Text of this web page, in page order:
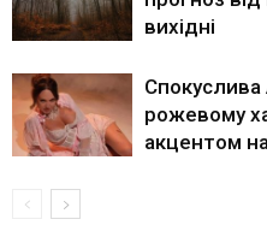
вихідні
Спокуслива
рожевому
акцентом